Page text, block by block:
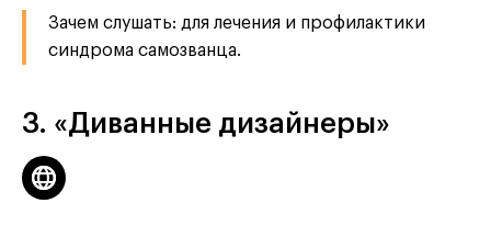
Зачем слушать: для лечения и профилактики
синдрома самозванца.
3. «Диванные дизайнеры»